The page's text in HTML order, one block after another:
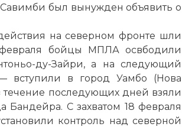
был вынужден объявить о
на северном фронте шли
бойцы МПЛА освбодили
ду-Зайри, а на следующий
в город Уамбо (Нова
последующих дней взяли
Бандейра. С захватом 18 февраля
контроль над северной